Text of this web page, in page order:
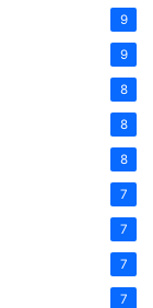
9
9
8
8
8
7
7
7
7